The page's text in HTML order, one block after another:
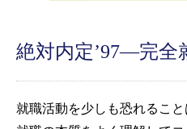
絶対内定’97―完全
就職活動を少しも恐れること